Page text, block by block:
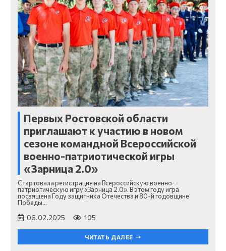
Первых Ростовской области
приглашают к участию в новом
сезоне командной Всероссийской
военно-патриотической игры
«Зарница 2.0»
Стартовала регистрация на Всероссийскую военно-
патриотическую игру «Зарница 2.0». В этом году игра
посвящена Году защитника Отечества и 80-й годовщине
Победы…
06.02.2025 105
ЧИТАТЬ ДАЛЕЕ